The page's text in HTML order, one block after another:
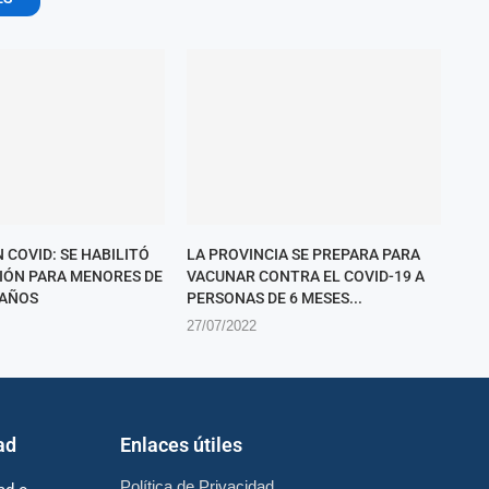
COVID: SE HABILITÓ
PARA MENORES DE
LA PROVINCIA SE PREPARA PARA
VACUNAR CONTRA EL COVID-19 A
PERSONAS DE 6 MESES...
27/07/2022
Enlaces útiles